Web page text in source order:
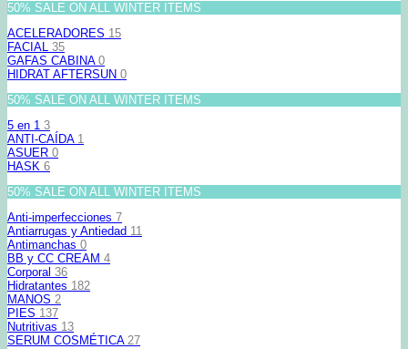
50% SALE ON ALL WINTER ITEMS
ACELERADORES 15
FACIAL 35
GAFAS CABINA 0
HIDRAT AFTERSUN 0
50% SALE ON ALL WINTER ITEMS
5 en 1 3
ANTI-CAÍDA 1
ASUER 0
HASK 6
50% SALE ON ALL WINTER ITEMS
Anti-imperfecciones 7
Antiarrugas y Antiedad 11
Antimanchas 0
BB y CC CREAM 4
Corporal 36
Hidratantes 182
MANOS 2
PIES 137
Nutritivas 13
SERUM COSMÉTICA 27